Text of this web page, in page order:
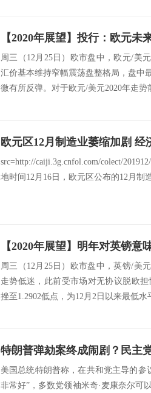
周三（12月25日）欧市盘中，欧元/美
汇价基本维持窄幅震荡盘整格局，盘中
微有所反弹。对于欧元/美元2020年走
欧元区12月制造业萎缩加剧 经
src=http://caiji.3g.cnfol.com/colect/
地时间12月16日，欧元区公布的12月制
周三（12月25日）欧市盘中，英镑/美
走势低迷，此前受市场对无协议脱欧
挫至1.2902低点，为12月2日以来最低
美国总统特朗普称，在共和党主导的参
非常好”，多数党领袖米奇·麦康奈尔可